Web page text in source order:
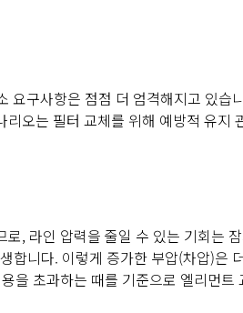
요구사항은 점점 더 엄격해지고 있습
오는 필터 교체를 위해 예방적 유지
, 라인 압력을 줄일 수 있는 기회는
합니다. 이렇게 증가한 부압(차압)은
을 초과하는 때를 기준으로 엘리먼트